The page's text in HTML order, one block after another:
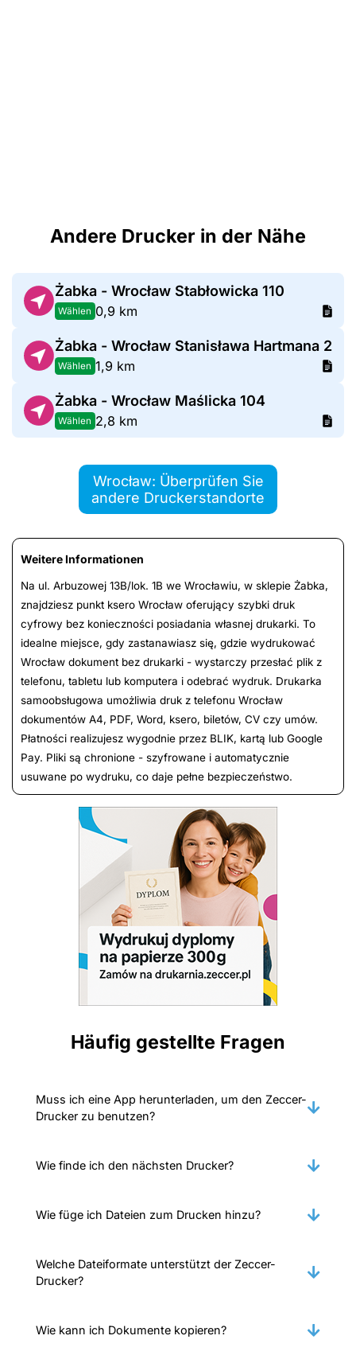
Andere Drucker in der Nähe
Żabka - Wrocław Stabłowicka 110
Wählen 0,9 km
Żabka - Wrocław Stanisława Hartmana 2
Wählen 1,9 km
Żabka - Wrocław Maślicka 104
Wählen 2,8 km
Wrocław: Überprüfen Sie
andere Druckerstandorte
Weitere Informationen
Na ul. Arbuzowej 13B/lok. 1B we Wrocławiu, w sklepie Żabka,
znajdziesz punkt ksero Wrocław oferujący szybki druk
cyfrowy bez konieczności posiadania własnej drukarki. To
idealne miejsce, gdy zastanawiasz się, gdzie wydrukować
Wrocław dokument bez drukarki - wystarczy przesłać plik z
telefonu, tabletu lub komputera i odebrać wydruk. Drukarka
samoobsługowa umożliwia druk z telefonu Wrocław
dokumentów A4, PDF, Word, ksero, biletów, CV czy umów.
Płatności realizujesz wygodnie przez BLIK, kartą lub Google
Pay. Pliki są chronione - szyfrowane i automatycznie
usuwane po wydruku, co daje pełne bezpieczeństwo.
Häufig gestellte Fragen
Muss ich eine App herunterladen, um den Zeccer-
Drucker zu benutzen?
Wie finde ich den nächsten Drucker?
Wie füge ich Dateien zum Drucken hinzu?
Welche Dateiformate unterstützt der Zeccer-
Drucker?
Wie kann ich Dokumente kopieren?